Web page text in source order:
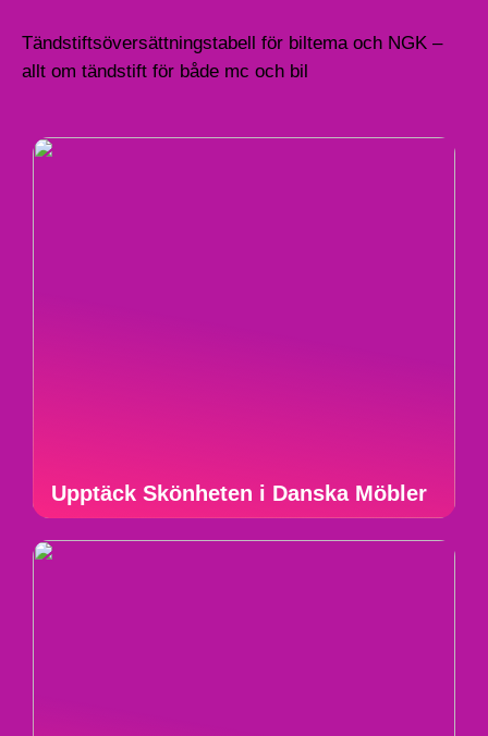
Tändstiftsöversättningstabell för biltema och NGK –
allt om tändstift för både mc och bil
Upptäck Skönheten i Danska Möbler